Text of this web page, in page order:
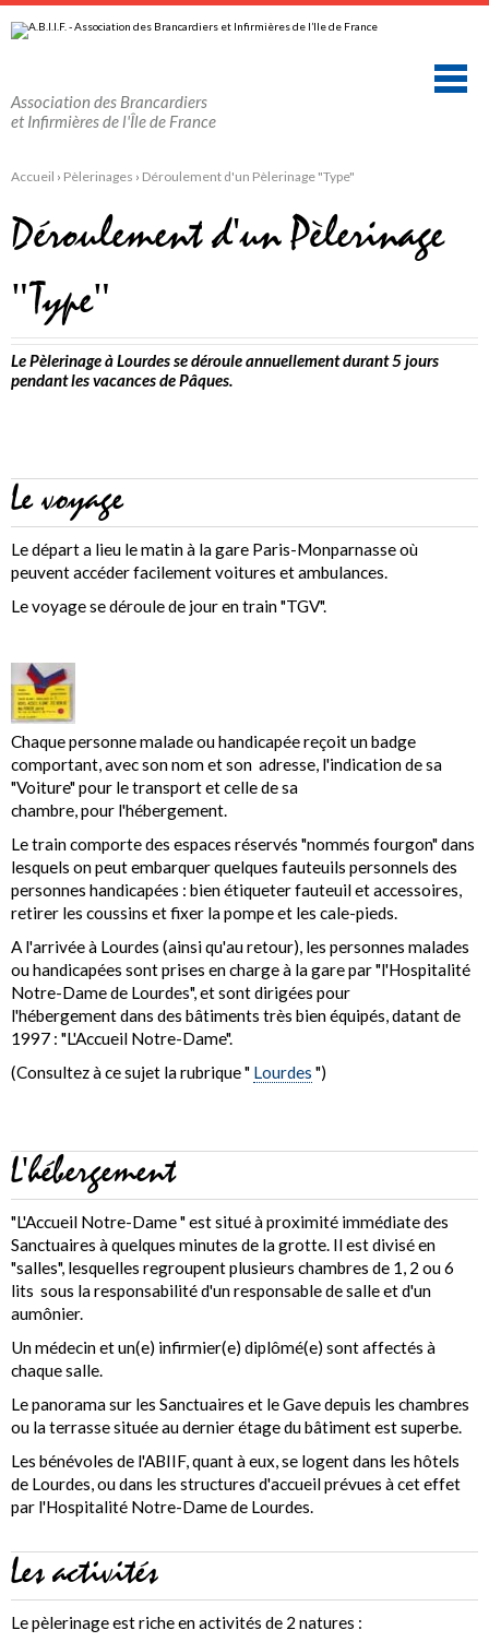
au
contenu.
navigation
personnels
Association des Brancardiers
et Infirmières de l'Île de France
Accueil › Pèlerinages › Déroulement d'un Pèlerinage "Type"
Déroulement d'un Pèlerinage
"Type"
Le Pèlerinage à Lourdes se déroule annuellement durant 5 jours
pendant les vacances de Pâques.
Le voyage
Le départ a lieu le matin à la gare Paris-Monparnasse où
peuvent accéder facilement voitures et ambulances.
Le voyage se déroule de jour en train "TGV".
Chaque personne malade ou handicapée reçoit un badge
comportant, avec son nom et son adresse, l'indication de sa
"Voiture" pour le transport et celle de sa
chambre, pour l'hébergement.
Le train comporte des espaces réservés "nommés fourgon" dans
lesquels on peut embarquer quelques fauteuils personnels des
personnes handicapées : bien étiqueter fauteuil et accessoires,
retirer les coussins et fixer la pompe et les cale-pieds.
A l'arrivée à Lourdes (ainsi qu'au retour), les personnes malades
ou handicapées sont prises en charge à la gare par "l'Hospitalité
Notre-Dame de Lourdes", et sont dirigées pour
l'hébergement dans des bâtiments très bien équipés, datant de
1997 : "L'Accueil Notre-Dame".
(Consultez à ce sujet la rubrique " Lourdes ")
L'hébergement
"L'Accueil Notre-Dame " est situé à proximité immédiate des
Sanctuaires à quelques minutes de la grotte. Il est divisé en
"salles", lesquelles regroupent plusieurs chambres de 1, 2 ou 6
lits sous la responsabilité d'un responsable de salle et d'un
aumônier.
Un médecin et un(e) infirmier(e) diplômé(e) sont affectés à
chaque salle.
Le panorama sur les Sanctuaires et le Gave depuis les chambres
ou la terrasse située au dernier étage du bâtiment est superbe.
Les bénévoles de l'ABIIF, quant à eux, se logent dans les hôtels
de Lourdes, ou dans les structures d'accueil prévues à cet effet
par l'Hospitalité Notre-Dame de Lourdes.
Les activités
Le pèlerinage est riche en activités de 2 natures :